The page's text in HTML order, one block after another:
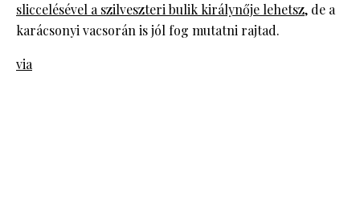
sliccelésével a szilveszteri bulik királynője lehetsz, de a
karácsonyi vacsorán is jól fog mutatni rajtad.
via